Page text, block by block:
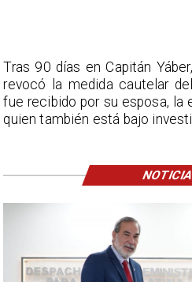
Tras 90 días en Capitán
revocó la medida cautelar
fue recibido por su esposa, la
quien también está bajo